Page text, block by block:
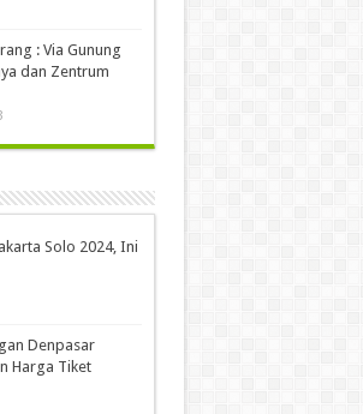
: Via Gunung
dan Zentrum
Solo 2024, Ini
Denpasar
Harga Tiket